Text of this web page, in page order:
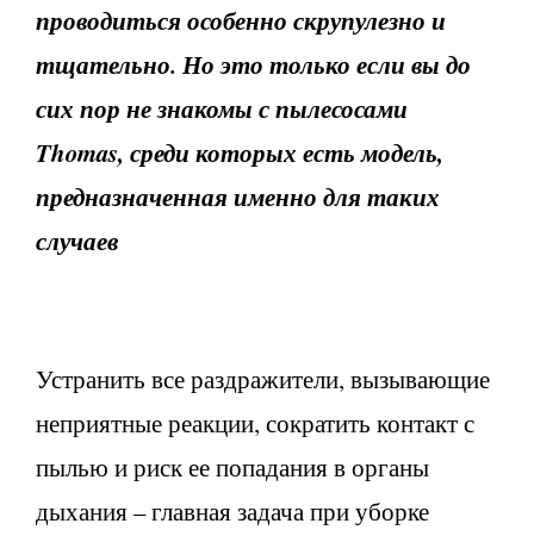
проводиться особенно скрупулезно и
тщательно. Но это только если вы до
сих пор не знакомы с пылесосами
Thomas, среди которых есть модель,
предназначенная именно для таких
случаев
Устранить все раздражители, вызывающие
неприятные реакции, сократить контакт с
пылью и риск ее попадания в органы
дыхания – главная задача при уборке